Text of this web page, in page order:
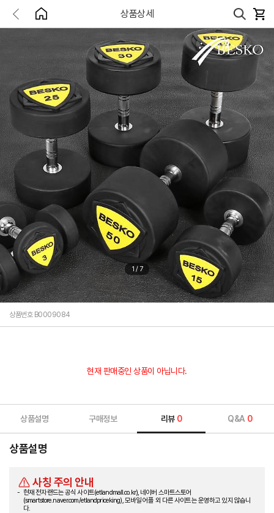
상품상세
1/7
상품번호 B0009084
현재 판매중인 상품이 아닙니다.
상품설명 구매정보 리뷰 0 Q&A 0
상품설명
사칭 주의 안내
현재 전자랜드는 공식 사이트(etlandmall.co.kr), 네이버 스마트스토어
(smartstore.naver.com/etlandpriceking), 모바일 어플 외 다른 사이트는 운영하고 있지 않습니
다.